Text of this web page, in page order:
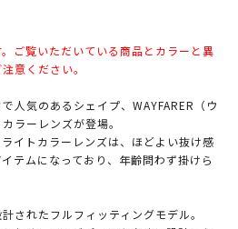
ご覧いただいている商品とカラーと異
意ください。
人気のあるシェイプ、WAYFARER（ウ
ラーレンズが登場。
イトカラーレンズは、ほどよい抜け感
テムになっており、年齢問わず掛けら
されたフルフィッティングモデル。